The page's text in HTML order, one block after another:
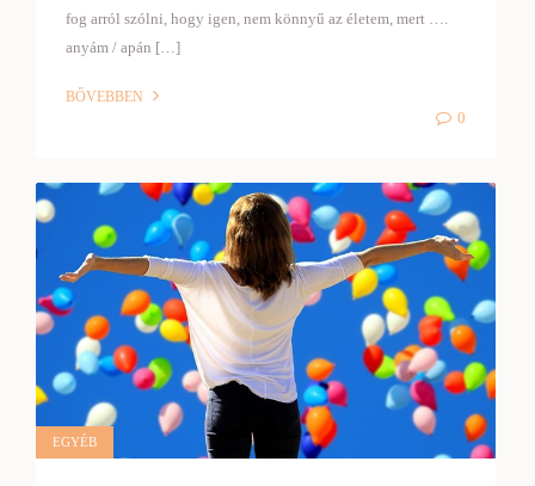
fog arról szólni, hogy igen, nem könnyű az életem, mert ….
anyám / apán […]
BŐVEBBEN
0
EGYÉB